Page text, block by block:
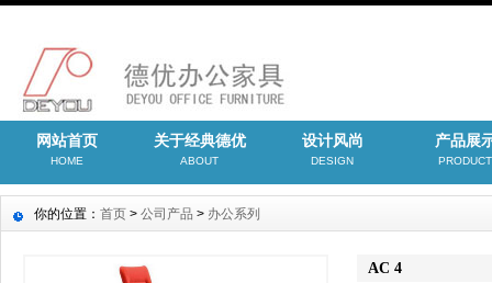
网站首页
HOME
关于经典德优
ABOUT
设计风尚
DESIGN
产品展
PRODUCT
你的位置： 首页 > 公司产品 > 办公系列
AC 4